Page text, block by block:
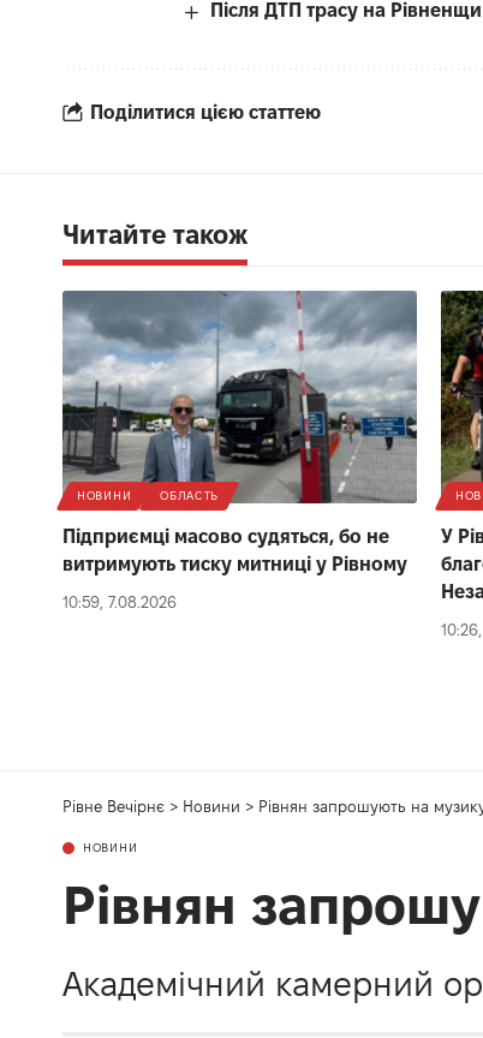
Після ДТП трасу на
Поділитися цією статтею
Читайте також
НОВИНИ ОБЛАСТЬ
Підприємці масово судяться, бо не
витримують тиску митниці у Рівному
10:59, 7.08.2026
У
Рівне Вечірнє > Новини > Рівнян запрошують на
НОВИНИ
Рівнян
Академічний камерний